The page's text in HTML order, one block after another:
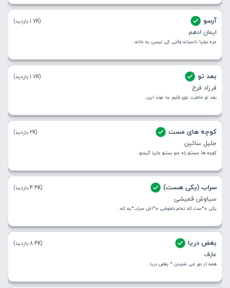
آرسو
ایمان ادهم
مره دونیا تاسیانه وقتی کی نیسی به خانه...
(1.7K بازدید)
بعد تو
فرزاد فرخ
بعد تو خاطرت توی قلبم جا موند این...
(1.7K بازدید)
کوچه های مست
جلیل سائین
کوچه ها مستنو راه منو بستنو عابرا گیجنو...
(2K بازدید)
سراب (یکی هست)
سیاوش قمیشی
یکی ه*ست که تمام دلخوشی ه*اش سرابــ*یه که...
(4.4K بازدید)
بغض دریا
عارف
همه از دور می شنیدن * بغض دریا...
(8.4K بازدید)